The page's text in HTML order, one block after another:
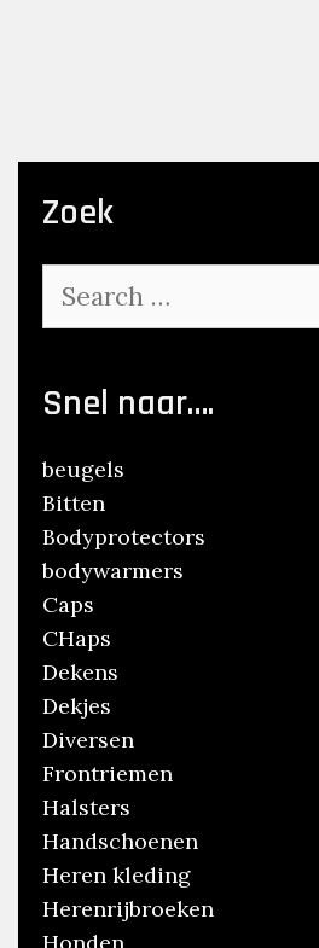
Zoek
for:
Snel naar….
beugels
Bitten
Bodyprotectors
bodywarmers
Caps
CHaps
Dekens
Dekjes
Diversen
Frontriemen
Halsters
Handschoenen
Heren kleding
Herenrijbroeken